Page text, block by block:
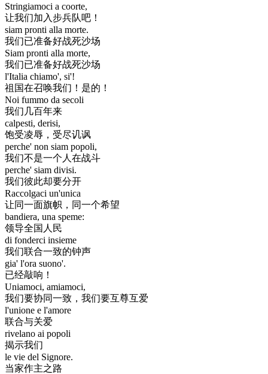
Stringiamoci a coorte,
让我们加入步兵队吧！
siam pronti alla morte.
我们已准备好战死沙场
Siam pronti alla morte,
我们已准备好战死沙场
l'Italia chiamo', si'!
祖国在召唤我们！是的！
Noi fummo da secoli
我们几百年来
calpesti, derisi,
饱受凌辱，受尽讥讽
perche' non siam popoli,
我们不是一个人在战斗
perche' siam divisi.
我们彼此却要分开
Raccolgaci un'unica
让同一面旗帜，同一个希望
bandiera, una speme:
领导全国人民
di fonderci insieme
我们联合一致的钟声
gia' l'ora suono'.
已经敲响！
Uniamoci, amiamoci,
我们要协同一致，我们要互尊互爱
l'unione e l'amore
联合与关爱
rivelano ai popoli
揭示我们
le vie del Signore.
当家作主之路